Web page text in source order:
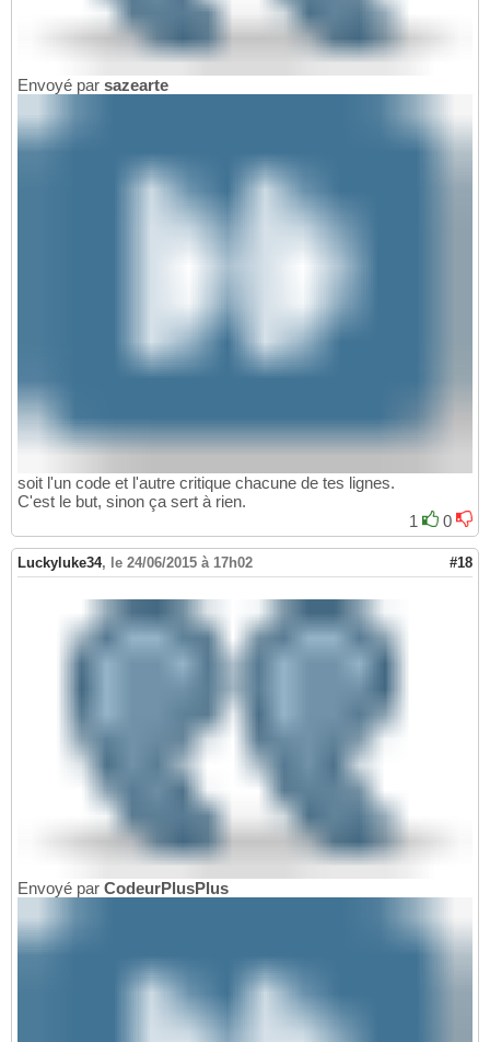
Envoyé par sazearte
soit l'un code et l'autre critique chacune de tes lignes.
C'est le but, sinon ça sert à rien.
1
0
Luckyluke34, le 24/06/2015 à 17h02 #18
Envoyé par CodeurPlusPlus